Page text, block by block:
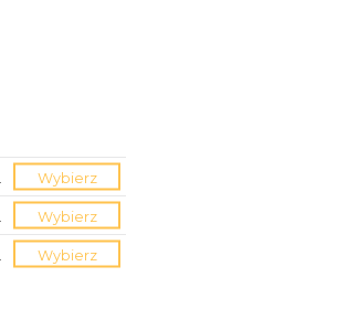
Wybierz
Wybierz
Wybierz